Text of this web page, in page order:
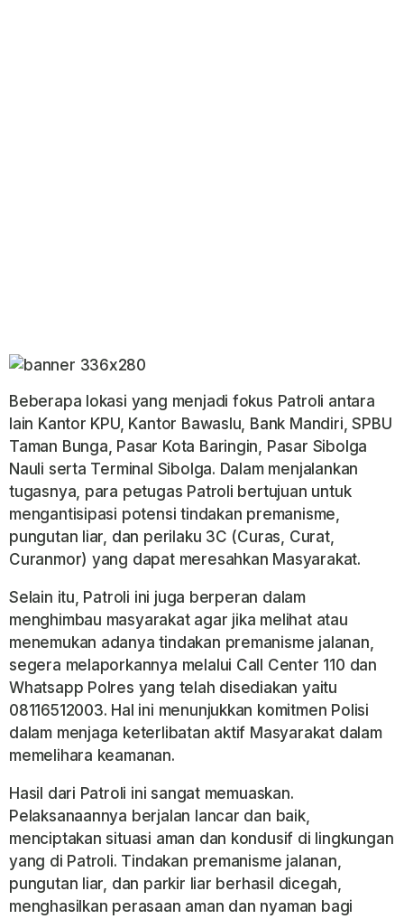
Beberapa lokasi yang menjadi fokus Patroli antara
lain Kantor KPU, Kantor Bawaslu, Bank Mandiri, SPBU
Taman Bunga, Pasar Kota Baringin, Pasar Sibolga
Nauli serta Terminal Sibolga. Dalam menjalankan
tugasnya, para petugas Patroli bertujuan untuk
mengantisipasi potensi tindakan premanisme,
pungutan liar, dan perilaku 3C (Curas, Curat,
Curanmor) yang dapat meresahkan Masyarakat.
Selain itu, Patroli ini juga berperan dalam
menghimbau masyarakat agar jika melihat atau
menemukan adanya tindakan premanisme jalanan,
segera melaporkannya melalui Call Center 110 dan
Whatsapp Polres yang telah disediakan yaitu
08116512003. Hal ini menunjukkan komitmen Polisi
dalam menjaga keterlibatan aktif Masyarakat dalam
memelihara keamanan.
Hasil dari Patroli ini sangat memuaskan.
Pelaksanaannya berjalan lancar dan baik,
menciptakan situasi aman dan kondusif di lingkungan
yang di Patroli. Tindakan premanisme jalanan,
pungutan liar, dan parkir liar berhasil dicegah,
menghasilkan perasaan aman dan nyaman bagi